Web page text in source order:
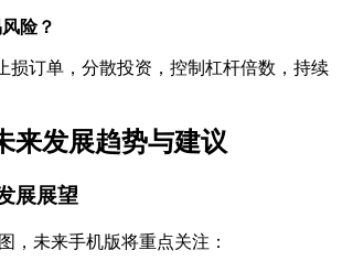
险？
损订单，分散投资，控制杠杆倍数，持续
来发展趋势与建议
展展望
，未来手机版将重点关注：